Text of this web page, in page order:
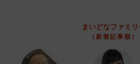
まいどなファミリ
（新着記事順）